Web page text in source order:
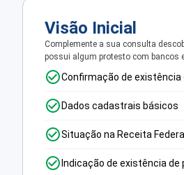
Visão Inicial
Complemente a sua consulta
possui algum protesto com bancos
Confirmação de existência
Dados cadastrais básicos
Situação na Receita Federal
Indicação de existência